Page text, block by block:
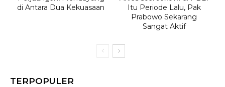
di Antara Dua Kekuasaan
Itu Periode Lalu, Pak
Prabowo Sekarang
Sangat Aktif
TERPOPULER